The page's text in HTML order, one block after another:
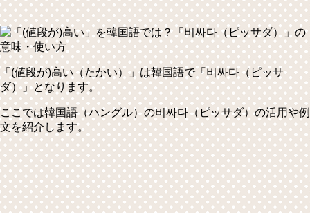
「(値段が)高い（たかい）」は韓国語で「비싸다（ピッサ
ダ）」となります。
ここでは韓国語（ハングル）の비싸다（ピッサダ）の活用や例
文を紹介します。